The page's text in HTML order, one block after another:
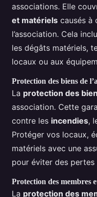
associations. Elle
et matériels causés à
l’association. Cela
les dégâts matériels,
locaux ou aux
Protection des biens de
La protection des
association. Cette
contre les incendies,
Protéger vos locaux,
matériels avec une
pour éviter des
Protection des membres
La protection des